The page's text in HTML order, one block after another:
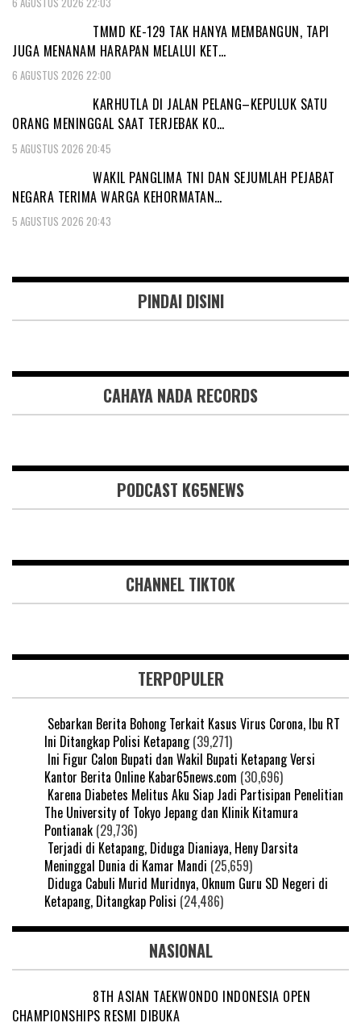
TMMD KE-129 TAK HANYA MEMBANGUN, TAPI
JUGA MENANAM HARAPAN MELALUI KET…
6 AGUSTUS 2026 22:00
KARHUTLA DI JALAN PELANG–KEPULUK SATU
ORANG MENINGGAL SAAT TERJEBAK KO…
5 AGUSTUS 2026 20:45
WAKIL PANGLIMA TNI DAN SEJUMLAH PEJABAT
NEGARA TERIMA WARGA KEHORMATAN…
5 AGUSTUS 2026 20:43
PINDAI DISINI
CAHAYA NADA RECORDS
PODCAST K65NEWS
CHANNEL TIKTOK
TERPOPULER
Sebarkan Berita Bohong Terkait Kasus Virus Corona, Ibu RT
Ini Ditangkap Polisi Ketapang (39,271)
Ini Figur Calon Bupati dan Wakil Bupati Ketapang Versi
Kantor Berita Online Kabar65news.com (30,696)
Karena Diabetes Melitus Aku Siap Jadi Partisipan Penelitian
The University of Tokyo Jepang dan Klinik Kitamura
Pontianak (29,736)
Terjadi di Ketapang, Diduga Dianiaya, Heny Darsita
Meninggal Dunia di Kamar Mandi (25,659)
Diduga Cabuli Murid Muridnya, Oknum Guru SD Negeri di
Ketapang, Ditangkap Polisi (24,486)
NASIONAL
8TH ASIAN TAEKWONDO INDONESIA OPEN
CHAMPIONSHIPS RESMI DIBUKA